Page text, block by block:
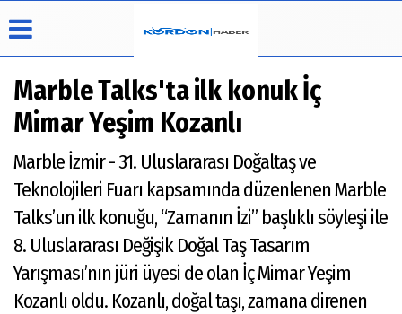
Haber
Arşivi
Durumu
Yazarları
Video
Galeri
Foto
Galeri
İletişim
Çerez
Politikası
Marble Talks'ta ilk konuk İç
Mimar Yeşim Kozanlı
Marble İzmir - 31. Uluslararası Doğaltaş ve
Teknolojileri Fuarı kapsamında düzenlenen Marble
Talks’un ilk konuğu, “Zamanın İzi” başlıklı söyleşi ile
8. Uluslararası Değişik Doğal Taş Tasarım
Yarışması’nın jüri üyesi de olan İç Mimar Yeşim
Kozanlı oldu. Kozanlı, doğal taşı, zamana direnen